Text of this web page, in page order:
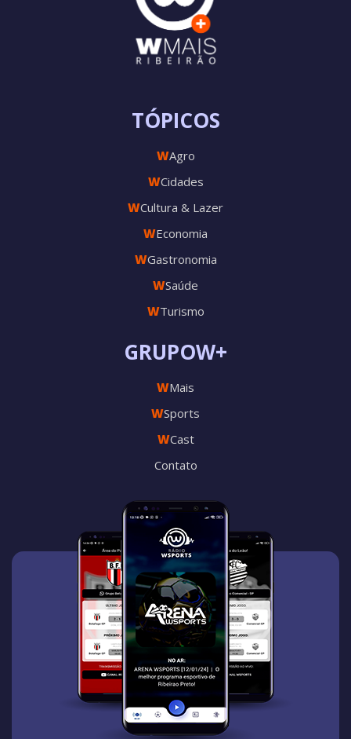
GRUPOW+
WMais
WSports
WCast
Contato
TÓPICOS
WAgro
WCidades
WCultura & Lazer
WEconomia
WGastronomia
WSaúde
WTurismo